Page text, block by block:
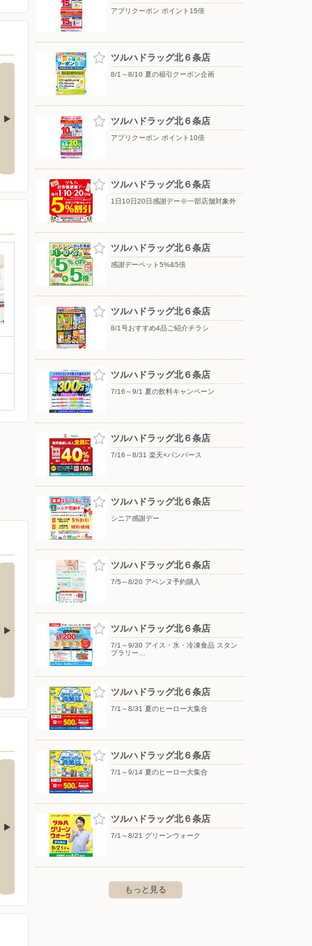
OFF グリーンコーラ発売 感謝デーペット5%&5倍
区北40条西4-2-15
ツルハドラッグ北１０条店
〒065-0010 北海道札幌市東区北１０条東５丁目１番４
０号
条店
５条２丁目３番１１号
アプリクーポン ポイント15倍
ツルハドラッグ北６条店
8/1～8/10 夏の福引クーポン企画
ツルハドラッグ北６条店
アプリクーポン ポイント10倍
ツルハドラッグ北６条店
1日10日20日感謝デー※一部店舗対象外
ツルハドラッグ北６条店
感謝デーペット5%&5倍
ツルハドラッグ北６条店
8/1号おすすめ4品ご紹介チラシ
ツルハドラッグ北６条店
7/16～9/1 夏の飲料キャンペーン
ツルハドラッグ北６条店
7/16～8/31 楽天×パンパース
ツルハドラッグ北６条店
シニア感謝デー
ツルハドラッグ北６条店
7/5～8/20 アベンヌ予約購入
ツルハドラッグ北６条店
7/1～9/30 アイス・氷・冷凍食品 スタン
プラリー…
ツルハドラッグ北６条店
7/1～8/31 夏のヒーロー大集合
ツルハドラッグ北６条店
7/1～9/14 夏のヒーロー大集合
ツルハドラッグ北６条店
7/1～8/21 グリーンウォーク
もっと見る